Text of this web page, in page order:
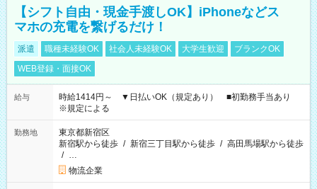
【シフト自由・現金手渡しOK】iPhoneなどス
マホの充電を繋げるだけ！
派遣 職種未経験OK 社会人未経験OK 大学生歓迎
ブランクOK
WEB登録・面接OK
給与
時給1414円～ ▼日払いOK（規定あり） ■初勤務手当あり
※規定による
勤務地
東京都新宿区
新宿駅から徒歩 / 新宿三丁目駅から徒歩 / 高田馬場駅から徒歩
/ …
物流企業